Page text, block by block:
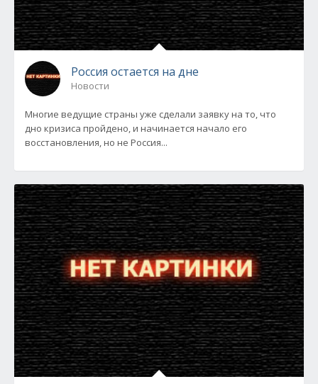
Россия остается на дне
Новости
Многие ведущие страны уже сделали заявку на то, что
дно кризиса пройдено, и начинается начало его
восстановления, но не Россия...